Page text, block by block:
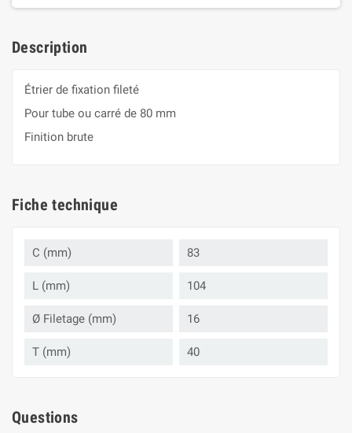
Description
Étrier de fixation fileté
Pour tube ou carré de 80 mm
Finition brute
Fiche technique
C (mm) 83
L (mm) 104
Ø Filetage (mm) 16
T (mm) 40
Questions